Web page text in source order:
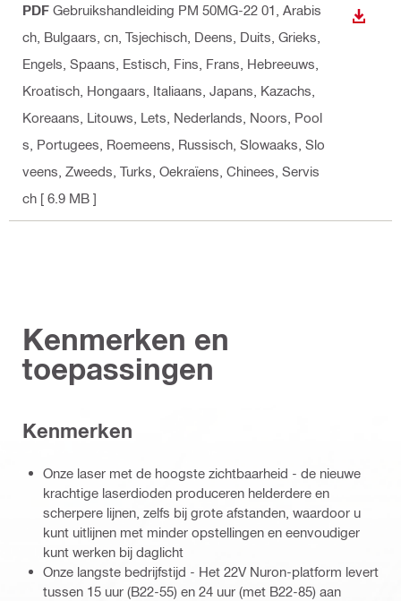
PDF Gebruikshandleiding PM 50MG-22 01 , Arabis
ch, Bulgaars, cn, Tsjechisch, Deens, Duits, Grieks,
Engels, Spaans, Estisch, Fins, Frans, Hebreeuws,
Kroatisch, Hongaars, Italiaans, Japans, Kazachs,
Koreaans, Litouws, Lets, Nederlands, Noors, Pool
s, Portugees, Roemeens, Russisch, Slowaaks, Slo
veens, Zweeds, Turks, Oekraïens, Chinees, Servis
ch [ 6.9 MB ]
Kenmerken en
toepassingen
Kenmerken
Onze laser met de hoogste zichtbaarheid - de nieuwe
krachtige laserdioden produceren helderdere en
scherpere lijnen, zelfs bij grote afstanden, waardoor u
kunt uitlijnen met minder opstellingen en eenvoudiger
kunt werken bij daglicht
Onze langste bedrijfstijd - Het 22V Nuron-platform levert
tussen 15 uur (B22-55) en 24 uur (met B22-85) aan